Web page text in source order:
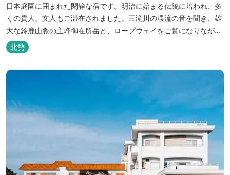
日本庭園に囲まれた閑静な宿です。明治に始まる伝統に培われ、多
くの貴人、文人もご滞在されました。三滝川の渓流の音を聞き、雄
大な鈴鹿山脈の主峰御在所岳と、ロープウェイをご覧になりながら
お入りいただく露天風呂は気持ちがいいです。 また、庭園にある昭
和初期の離れの客間を改装した貸切風呂（６タイプ）はレトロクラ
北勢